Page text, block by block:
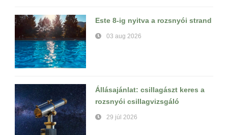
Este 8-ig nyitva a rozsnyói strand
03 aug 2026
Állásajánlat: csillagászt keres a
rozsnyói csillagvizsgáló
29 júl 2026